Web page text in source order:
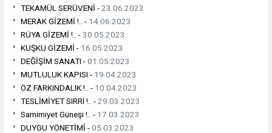
TEKAMÜL SERÜVENİ -23.06.2023
MERAK GİZEMİ !.. - 14.06.2023
RÜYA GİZEMİ !.. -30.05.2023
KUŞKU GİZEMİ - 16.05.2023
DEĞİŞİM SANATI -01.05.2023
MUTLULUK KAPISI - 19.04.2023
ÖZ FARKINDALIK !.. - 10.04.2023
TESLİMİYET SIRRI !.. -29.03.2023
Samimiyet Güneşi !.. - 17.03.2023
DUYGU YÖNETİMİ -05.03.2023